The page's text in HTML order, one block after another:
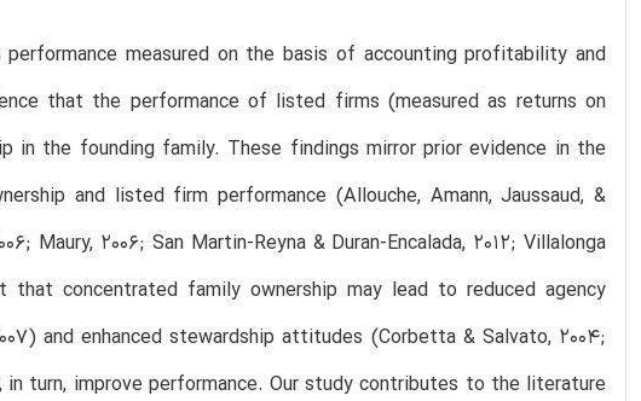
measured on the basis of accounting profitability and
that the performance of listed firms (measured as returns on
the founding family. These findings mirror prior evidence in the
and listed firm performance (Allouche, Amann, Jaussaud, &
Maury, 2006; San Martin-Reyna & Duran-Encalada, 2012; Villalonga
concentrated family ownership may lead to reduced agency
and enhanced stewardship attitudes (Corbetta & Salvato, 2004;
in turn, improve performance. Our study contributes to the literature